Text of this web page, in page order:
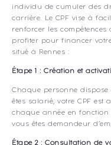
individu de cumuler des
carrière. Le CPF vise à
renforcer les compétences
profiter pour financer
situé à Rennes :
Étape 1 : Création et
Chaque personne dispose
êtes salarié, votre CPF est
chaque année en fonction
vous êtes demandeur
Étape 2 : Consultation de